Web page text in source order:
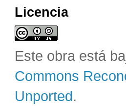
Licencia
Este obra está
Commons
Unported.